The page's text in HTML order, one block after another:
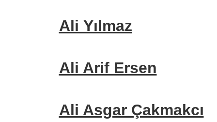
Ali Yılmaz
Ali Arif Ersen
Ali Asgar Çakmakcı